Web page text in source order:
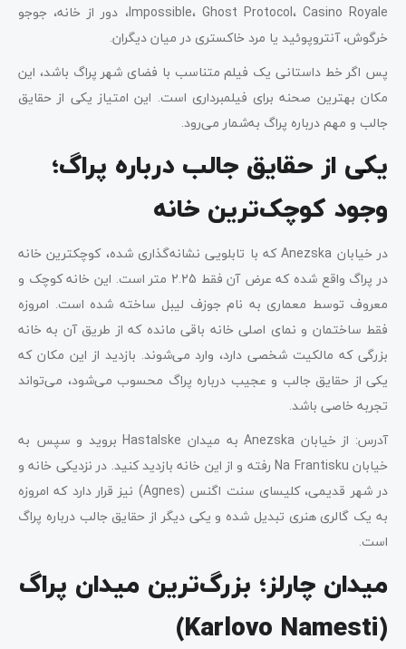
Impossible، Ghost Protocol، Casino Royale، دور از خانه، جوجو
خرگوش، آنتروپوئید یا مرد خاکستری در میان دیگران.
پس اگر خط داستانی یک فیلم متناسب با فضای شهر پراگ باشد، این
مکان بهترین صحنه برای فیلمبرداری است. این امتیاز یکی از حقایق
جالب و مهم درباره پراگ به‌شمار می‌رود.
یکی از حقایق جالب درباره پراگ؛
وجود کوچک‌ترین خانه
در خیابان Anezska که با تابلویی نشانه‌گذاری شده، کوچکترین خانه
در پراگ واقع شده که عرض آن فقط 2.25 متر است. این خانه کوچک و
معروف توسط معماری به نام جوزف لیبل ساخته شده است. امروزه
فقط ساختمان و نمای اصلی خانه باقی مانده که از طریق آن به خانه
بزرگی که مالکیت شخصی دارد، وارد می‌شوند. بازدید از این مکان که
یکی از حقایق جالب و عجیب درباره پراگ محسوب می‌شود، می‌تواند
تجربه خاصی باشد.
آدرس: از خیابان Anezska به میدان Hastalske بروید و سپس به
خیابان Na Frantisku رفته و از این خانه بازدید کنید. در نزدیکی خانه و
در شهر قدیمی، کلیسای سنت اگنس (Agnes) نیز قرار دارد که امروزه
به یک گالری هنری تبدیل شده و یکی دیگر از حقایق جالب درباره پراگ
است.
میدان چارلز؛ بزرگ‌ترین میدان پراگ
(Karlovo Namesti)